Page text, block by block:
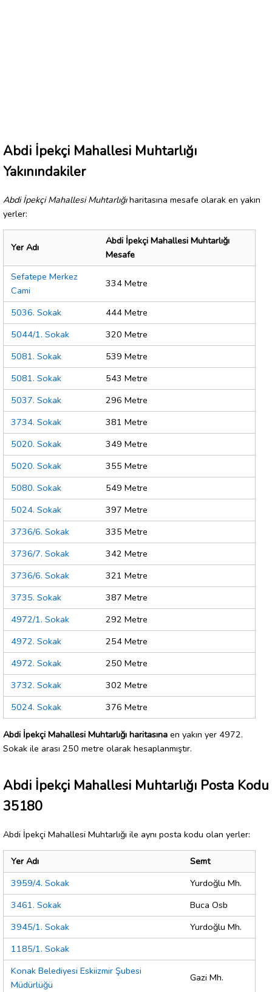
Abdi İpekçi Mahallesi Muhtarlığı
Yakınındakiler
Abdi İpekçi Mahallesi Muhtarlığıharitasına mesafe olarak en yakın
yerler:
Yer Adı
Abdi İpekçi Mahallesi Muhtarlığı
Mesafe
Sefatepe Merkez
Cami
334 Metre
5036. Sokak
444 Metre
5044/1. Sokak
320 Metre
5081. Sokak
539 Metre
5081. Sokak
543 Metre
5037. Sokak
296 Metre
3734. Sokak
381 Metre
5020. Sokak
349 Metre
5020. Sokak
355 Metre
5080. Sokak
549 Metre
5024. Sokak
397 Metre
3736/6. Sokak
335 Metre
3736/7. Sokak
342 Metre
3736/6. Sokak
321 Metre
3735. Sokak
387 Metre
4972/1. Sokak
292 Metre
4972. Sokak
254 Metre
4972. Sokak
250 Metre
3732. Sokak
302 Metre
5024. Sokak
376 Metre
Abdi İpekçi Mahallesi Muhtarlığı haritasına en yakın yer 4972.
Sokak ile arası 250 metre olarak hesaplanmıştır.
Abdi İpekçi Mahallesi Muhtarlığı Posta Kodu
35180
Abdi İpekçi Mahallesi Muhtarlığı ile aynı posta kodu olan yerler:
Yer Adı
Semt
3959/4. Sokak
Yurdoğlu Mh.
3461. Sokak
Buca Osb
3945/1. Sokak
Yurdoğlu Mh.
1185/1. Sokak
Konak Belediyesi Eskiizmir Şubesi
Müdürlüğü
Gazi Mh.